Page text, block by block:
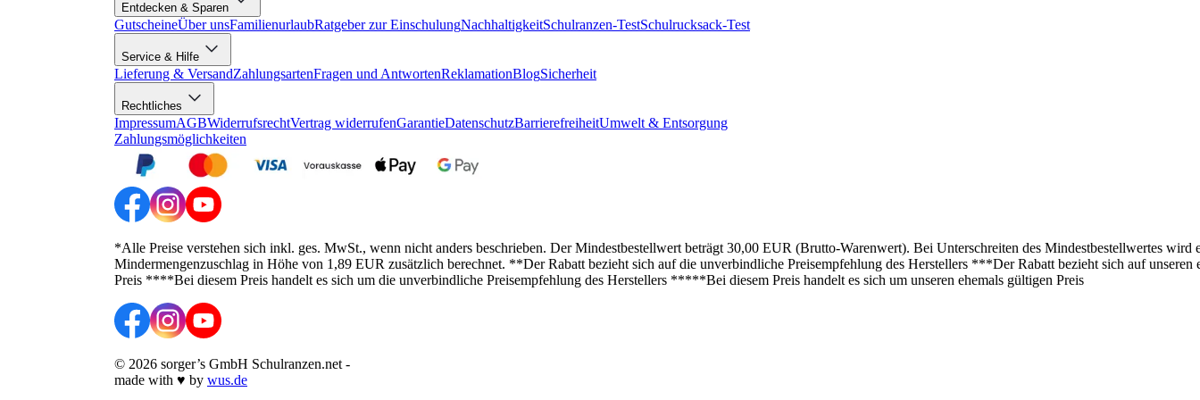
Entdecken & Sparen
GutscheineÜber unsFamilienurlaubRatgeber zur EinschulungNachhaltigkeitSchulranzen-TestSchulrucksack-Test
Service & Hilfe
Lieferung & VersandZahlungsartenFragen und AntwortenReklamationBlogSicherheit
Rechtliches
ImpressumAGBWiderrufsrechtVertrag widerrufenGarantieDatenschutzBarrierefreiheitUmwelt & Entsorgung
Zahlungsmöglichkeiten
*Alle Preise verstehen sich inkl. ges. MwSt., wenn nicht anders beschrieben. Der Mindestbestellwert beträgt 30,00 EUR (Brutto-Warenwert). Bei Unterschreiten des Mindestbestellwertes wird
Mindermengenzuschlag in Höhe von 1,89 EUR zusätzlich berechnet. **Der Rabatt bezieht sich auf die unverbindliche Preisempfehlung des Herstellers ***Der Rabatt bezieht sich auf unseren
Preis ****Bei diesem Preis handelt es sich um die unverbindliche Preisempfehlung des Herstellers *****Bei diesem Preis handelt es sich um unseren ehemals gültigen Preis
© 2026 sorger’s GmbH Schulranzen.net -
made with ♥ by wus.de